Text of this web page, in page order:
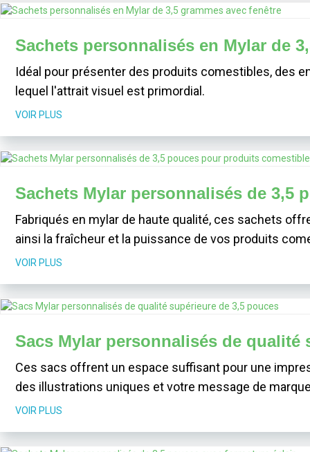
Sachets personnalisés en Mylar de
Idéal pour présenter des produits comestibles, des
lequel l'attrait visuel est primordial.
VOIR PLUS
Sachets Mylar personnalisés de 3,5
Fabriqués en mylar de haute qualité, ces sachets
ainsi la fraîcheur et la puissance de vos produits
VOIR PLUS
Sacs Mylar personnalisés de qualité
Ces sacs offrent un espace suffisant pour une
des illustrations uniques et votre message de
VOIR PLUS